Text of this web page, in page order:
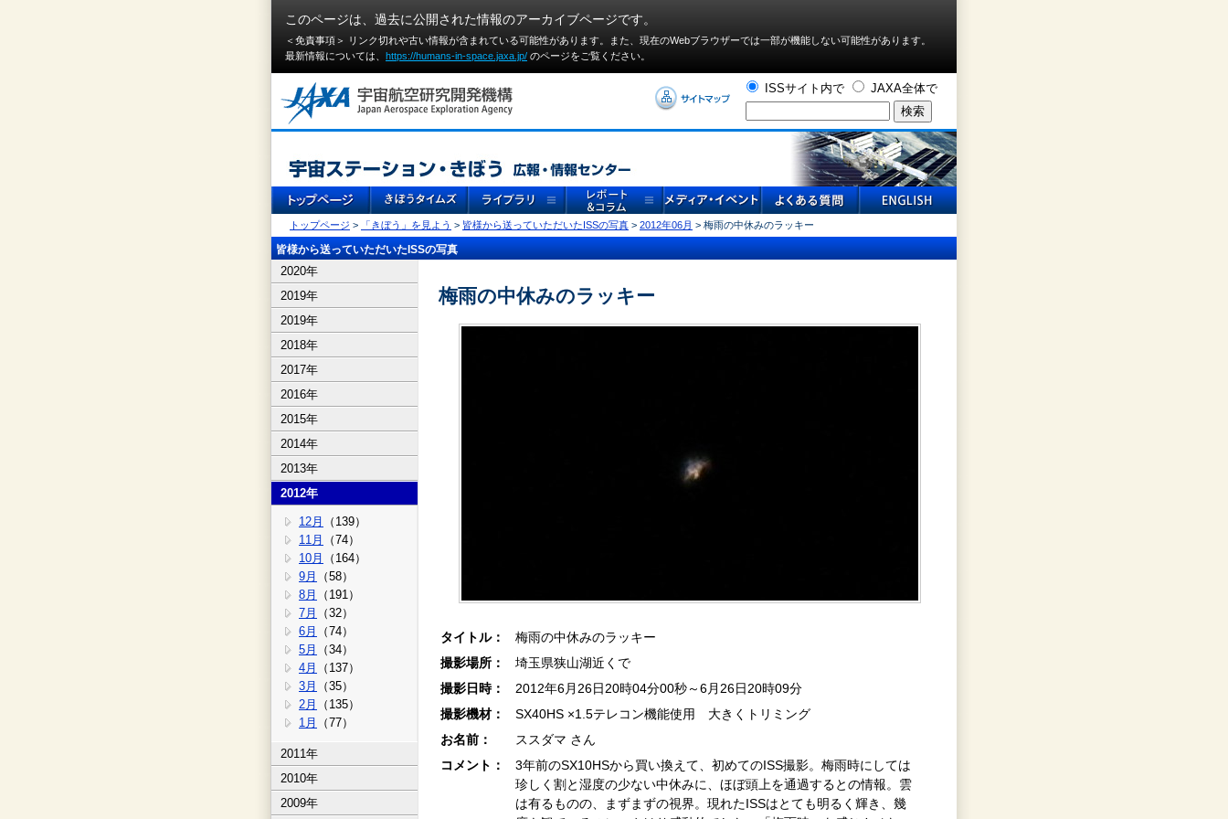
このページは、過去に公開された情報のアーカイブページです。
＜免責事項＞ リンク切れや古い情報が含まれている可能性があります。また、現在のWebブラウザーでは⼀部が機能しない可能性があります。
最新情報については、 https://humans-in-space.jaxa.jp/ のページをご覧ください。
ISSサイト内で JAXA全体で
トップページ > 「きぼう」を見よう > 皆様から送っていただいたISSの写真 > 2012年06月 > 梅雨の中休みのラッキー
皆様から送っていただいたISSの写真
2020年
2019年
2019年
2018年
2017年
2016年
2015年
2014年
2013年
2012年
12月
（139）
11月
（74）
10月
（164）
9月
（58）
8月
（191）
7月
（32）
6月
（74）
5月
（34）
4月
（137）
3月
（35）
2月
（135）
1月
（77）
2011年
2010年
2009年
梅雨の中休みのラッキー
タイトル：
梅雨の中休みのラッキー
撮影場所：
埼玉県狭山湖近くで
撮影日時：
2012年6月26日20時04分00秒～6月26日20時09分
撮影機材：
SX40HS ×1.5テレコン機能使用 大きくトリミング
お名前：
ススダマ さん
コメント：
3年前のSX10HSから買い換えて、初めてのISS撮影。梅雨時にしては
珍しく割と湿度の少ない中休みに、ほぼ頭上を通過するとの情報。雲
は有るものの、まずまずの視界。現れたISSはとても明るく輝き、幾